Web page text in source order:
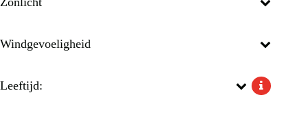
Windgevoeligheid
Leeftijd: